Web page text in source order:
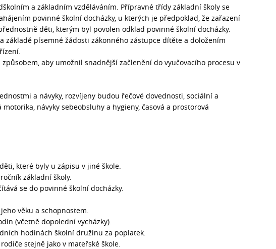
a základním vzděláváním. Přípravné třídy základní školy se
povinné školní docházky, u kterých je předpoklad, že zařazení
děti, kterým byl povolen odklad povinné školní docházky.
písemné žádosti zákonného zástupce dítěte a doložením
aby umožnil snadnější začlenění do vyučovacího procesu v
a návyky, rozvíjeny budou řečové dovednosti, sociální a
návyky sebeobsluhy a hygieny, časová a prostorová
které byly u zápisu v jiné škole.
základní školy.
se do povinné školní docházky.
věku a schopnostem.
(včetně dopolední vycházky).
hodinách školní družinu za poplatek.
stejně jako v mateřské škole.